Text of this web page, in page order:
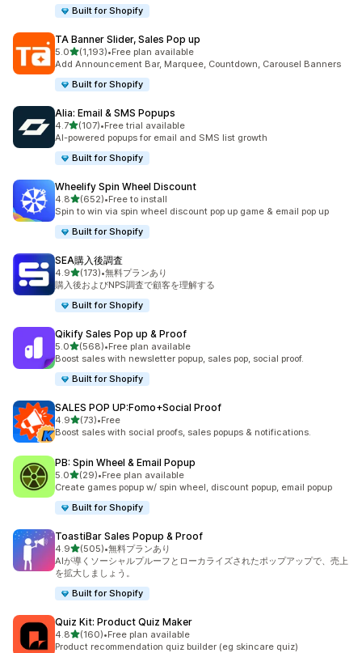
Built for Shopify
TA Banner Slider, Sales Pop up
5.05つ星中
(1,193)
合計レビュー数：1193件
•Free plan available
Add Announcement Bar, Marquee, Countdown, Carousel Banners
Built for Shopify
Alia: Email & SMS Popups
4.75つ星中
(107)
合計レビュー数：107件
•Free trial available
AI-powered popups for email and SMS list growth
Built for Shopify
Wheelify Spin Wheel Discount
4.85つ星中
(652)
合計レビュー数：652件
•Free to install
Spin to win via spin wheel discount pop up game & email pop up
Built for Shopify
SEA購入後調査
4.95つ星中
(173)
合計レビュー数：173件
•無料プランあり
購入後およびNPS調査で顧客を理解する
Built for Shopify
Qikify Sales Pop up & Proof
5.05つ星中
(568)
合計レビュー数：568件
•Free plan available
Boost sales with newsletter popup, sales pop, social proof.
Built for Shopify
SALES POP UP:Fomo+Social Proof
4.95つ星中
(73)
合計レビュー数：73件
•Free
Boost sales with social proofs, sales popups & notifications.
PB: Spin Wheel & Email Popup
5.05つ星中
(29)
合計レビュー数：29件
•Free plan available
Create games popup w/ spin wheel, discount popup, email popup
Built for Shopify
ToastiBar Sales Popup & Proof
4.95つ星中
(505)
合計レビュー数：505件
•無料プランあり
AIが導くソーシャルプルーフとローカライズされたポップアップで、売上
を拡大しましょう。
Built for Shopify
Quiz Kit: Product Quiz Maker
4.85つ星中
(160)
合計レビュー数：160件
•Free plan available
Product recommendation quiz builder (eg skincare quiz)